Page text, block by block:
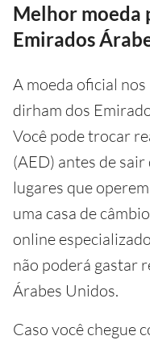
Melhor moeda
Emirados
A moeda oficial
dirham dos
Você pode trocar
(AED) antes de sair
lugares que
uma casa de
online
não poderá gastar
Árabes Unidos.
Caso você chegue